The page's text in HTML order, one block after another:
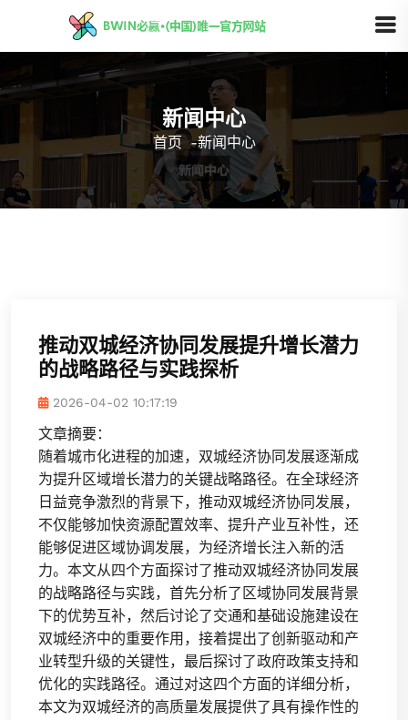
新闻中心
首页 -新闻中心
推动双城经济协同发展提升增长潜力
的战略路径与实践探析
2026-04-02 10:17:19
文章摘要：
随着城市化进程的加速，双城经济协同发展逐渐成
为提升区域增长潜力的关键战略路径。在全球经济
日益竞争激烈的背景下，推动双城经济协同发展，
不仅能够加快资源配置效率、提升产业互补性，还
能够促进区域协调发展，为经济增长注入新的活
力。本文从四个方面探讨了推动双城经济协同发展
的战略路径与实践，首先分析了区域协同发展背景
下的优势互补，然后讨论了交通和基础设施建设在
双城经济中的重要作用，接着提出了创新驱动和产
业转型升级的关键性，最后探讨了政府政策支持和
优化的实践路径。通过对这四个方面的详细分析，
本文为双城经济的高质量发展提供了具有操作性的